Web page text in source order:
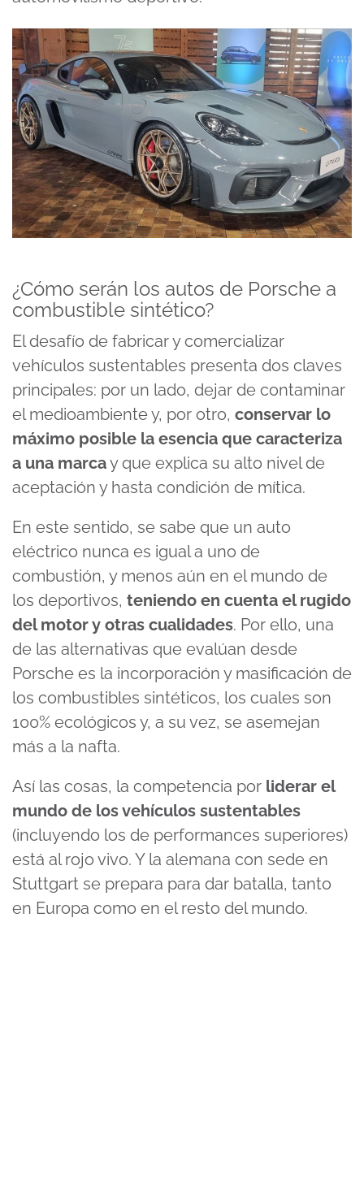
¿Cómo serán los autos de Porsche a
combustible sintético?
El desafío de fabricar y comercializar
vehículos sustentables presenta dos claves
principales: por un lado, dejar de contaminar
el medioambiente y, por otro, conservar lo
máximo posible la esencia que caracteriza
a una marcay que explica su alto nivel de
aceptación y hasta condición de mítica.
En este sentido, se sabe que un auto
eléctrico nunca es igual a uno de
combustión, y menos aún en el mundo de
los deportivos, teniendo en cuenta el rugido
del motor y otras cualidades. Por ello, una
de las alternativas que evalúan desde
Porsche es la incorporación y masificación de
los combustibles sintéticos, los cuales son
100% ecológicos y, a su vez, se asemejan
más a la nafta.
Así las cosas, la competencia por liderar el
mundo de los vehículos sustentables
(incluyendo los de performances superiores)
está al rojo vivo. Y la alemana con sede en
Stuttgart se prepara para dar batalla, tanto
en Europa como en el resto del mundo.